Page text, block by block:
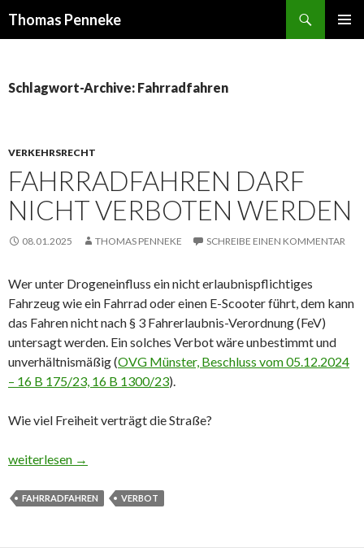
Thomas Penneke
Schlagwort-Archive: Fahrradfahren
VERKEHRSRECHT
FAHRRADFAHREN DARF
NICHT VERBOTEN WERDEN
08.01.2025 THOMAS PENNEKE SCHREIBE EINEN KOMMENTAR
Wer unter Drogeneinfluss ein nicht erlaubnispflichtiges
Fahrzeug wie ein Fahrrad oder einen E-Scooter führt, dem kann
das Fahren nicht nach § 3 Fahrerlaubnis-Verordnung (FeV)
untersagt werden. Ein solches Verbot wäre unbestimmt und
unverhältnismäßig (OVG Münster, Beschluss vom 05.12.2024
– 16 B 175/23, 16 B 1300/23).
Wie viel Freiheit verträgt die Straße?
Fahrradfahren darf nicht verboten werden
weiterlesen →
FAHRRADFAHREN VERBOT